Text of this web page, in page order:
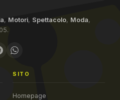
, Motori, Spettacolo, Moda,
SITO
Homepage